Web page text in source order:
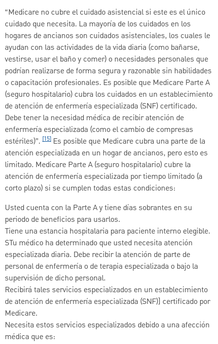
“Medicare no cubre el cuidado asistencial si este es el único
cuidado que necesita. La mayoría de los cuidados en los
hogares de ancianos son cuidados asistenciales, los cuales le
ayudan con las actividades de la vida diaria (como bañarse,
vestirse, usar el baño y comer) o necesidades personales que
podrían realizarse de forma segura y razonable sin habilidades
o capacitación profesionales. Es posible que Medicare Parte A
(seguro hospitalario) cubra los cuidados en un establecimiento
de atención de enfermería especializada (SNF) certificado.
Debe tener la necesidad médica de recibir atención de
enfermería especializada (como el cambio de compresas
estériles)”. [15] Es posible que Medicare cubra una parte de la
atención especializada en un hogar de ancianos, pero esto es
limitado. Medicare Parte A (seguro hospitalario) cubre la
atención de enfermería especializada por tiempo limitado (a
corto plazo) si se cumplen todas estas condiciones:
Usted cuenta con la Parte A y tiene días sobrantes en su
periodo de beneficios para usarlos.
Tiene una estancia hospitalaria para paciente interno elegible.
STu médico ha determinado que usted necesita atención
especializada diaria. Debe recibir la atención de parte de
personal de enfermería o de terapia especializada o bajo la
supervisión de dicho personal.
Recibirá tales servicios especializados en un establecimiento
de atención de enfermería especializada (SNF)] certificado por
Medicare.
Necesita estos servicios especializados debido a una afección
médica que es: